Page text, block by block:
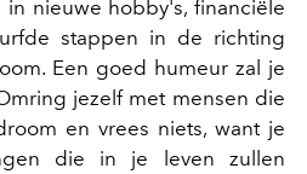
nieuwe hobby's, financiële
stappen in de richting
Een goed humeur zal je
jezelf met mensen die
en vrees niets, want je
die in je leven zullen